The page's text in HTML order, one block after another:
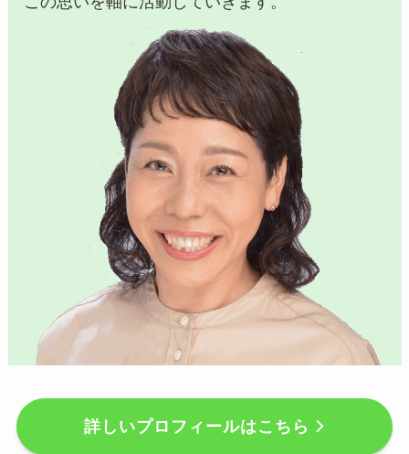
詳しいプロフィールはこちら